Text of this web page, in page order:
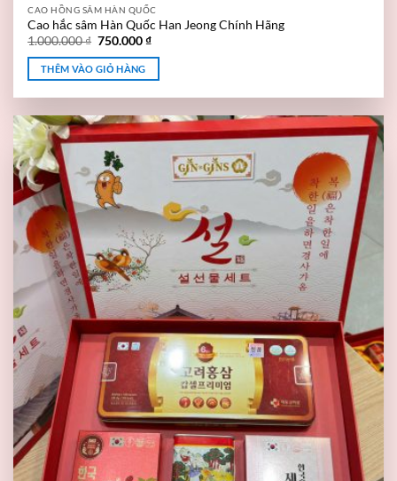
CAO HỒNG SÂM HÀN QUỐC
Cao hắc sâm Hàn Quốc Han Jeong Chính Hãng
1.000.000₫ 750.000₫
THÊM VÀO GIỎ HÀNG